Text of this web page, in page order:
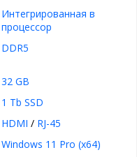
Интегрированная в
процессор
DDR5
32 GB
1 Tb SSD
HDMI / RJ-45
Windows 11 Pro (x64)